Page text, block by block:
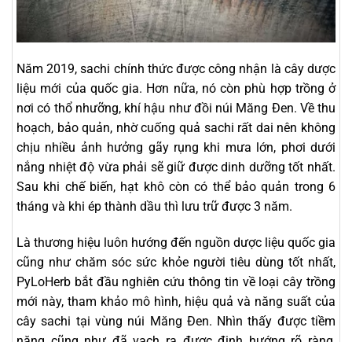
Năm 2019, sachi chính thức được công nhận là cây dược
liệu mới của quốc gia. Hơn nữa, nó còn phù hợp trồng ở
nơi có thổ nhưỡng, khí hậu như đồi núi Măng Đen. Về thu
hoạch, bảo quản, nhờ cuống quả sachi rất dai nên không
chịu nhiều ảnh hưởng gãy rụng khi mưa lớn, phơi dưới
nắng nhiệt độ vừa phải sẽ giữ được dinh dưỡng tốt nhất.
Sau khi chế biến, hạt khô còn có thể bảo quản trong 6
tháng và khi ép thành dầu thì lưu trữ được 3 năm.
Là thương hiệu luôn hướng đến nguồn dược liệu quốc gia
cũng như chăm sóc sức khỏe người tiêu dùng tốt nhất,
PyLoHerb bắt đầu nghiên cứu thông tin về loại cây trồng
mới này, tham khảo mô hình, hiệu quả và năng suất của
cây sachi tại vùng núi Măng Đen. Nhìn thấy được tiềm